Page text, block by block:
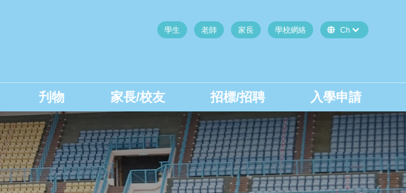
學生 老師 家長 學校網絡
刋物 家長/校友 招標/招聘 入學申請